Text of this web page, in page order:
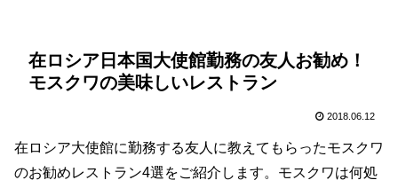
在ロシア日本国大使館勤務の友人お勧め！
モスクワの美味しいレストラン
2018.06.12
在ロシア大使館に勤務する友人に教えてもらったモスクワ
のお勧めレストラン4選をご紹介します。モスクワは何処